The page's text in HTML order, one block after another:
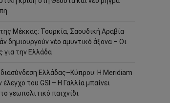
Μέκκας: Τουρκία, Σαουδική Αραβία
δημιουργούν νέο αμυντικό άξονα – Οι
για την Ελλάδα
διασύνδεση Ελλάδας–Κύπρου: Η Meridiam
έλεγχο του GSI – Η Γαλλία μπαίνει
γεωπολιτικό παιχνίδι